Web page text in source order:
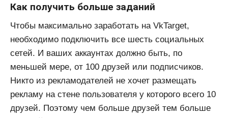
Как получить больше заданий
Чтобы максимально заработать на VkTarget,
необходимо подключить все шесть социальных
сетей. И ваших аккаунтах должно быть, по
меньшей мере, от 100 друзей или подписчиков.
Никто из рекламодателей не хочет размещать
рекламу на стене пользователя у которого всего 10
друзей. Поэтому чем больше друзей тем больше